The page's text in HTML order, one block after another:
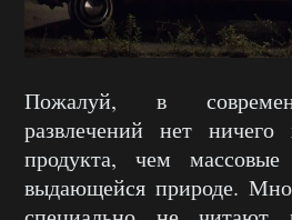
Пожалуй, в
развлечений нет
продукта, чем
выдающейся природе.